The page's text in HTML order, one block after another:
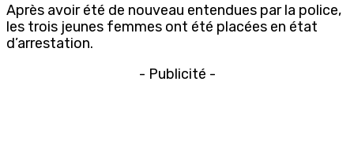
Après avoir été de nouveau entendues par la police,
les trois jeunes femmes ont été placées en état
d’arrestation.
- Publicité -